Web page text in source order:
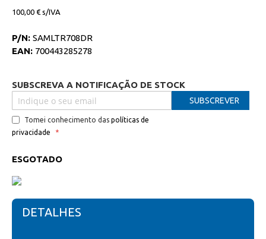
100,00 €
P/N: SAMLTR708DR
EAN: 700443285278
SUBSCREVA A NOTIFICAÇÃO DE STOCK
Tomei conhecimento das políticas de
privacidade
SUBSCREVER
ESGOTADO
DETALHES